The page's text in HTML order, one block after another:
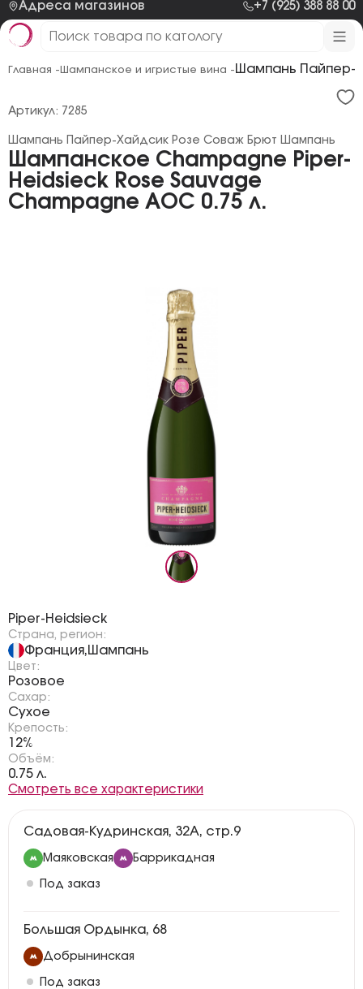
Адреса магазинов +7 (925) 388 88 00
Главная - Шампанское и игристые вина - Шампань Пайпер-
Шампанское Champagne Piper-
Heidsieck Rose Sauvage
Champagne AOC 0.75 л.
Шампань Пайпер-Хайдсик Розе Соваж Брют Шампань
Артикул: 7285
Piper-Heidsieck
Страна, регион:
Франция,Шампань
Цвет:
Розовое
Сахар:
Сухое
Крепость:
12%
Объём:
0.75 л.
Смотреть все характеристики
Садовая-Кудринская, 32А, стр.9
Маяковская Баррикадная
Под заказ
Большая Ордынка, 68
Добрынинская
Под заказ